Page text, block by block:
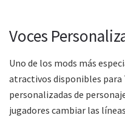
Voces
Uno de los mods más
atractivos disponibles para
personalizadas de
jugadores cambiar las